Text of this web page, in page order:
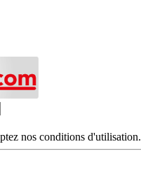
nos conditions d'utilisation.